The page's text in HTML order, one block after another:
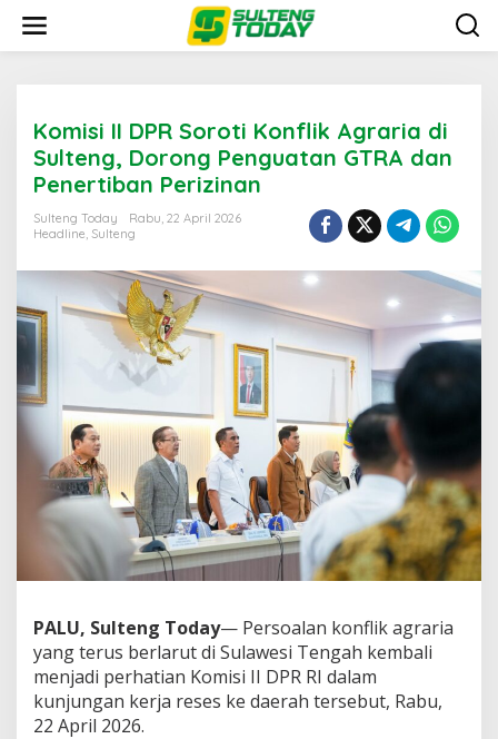
konten
Komisi II DPR Soroti Konflik Agraria di
Sulteng, Dorong Penguatan GTRA dan
Penertiban Perizinan
Sulteng Today
Rabu, 22 April 2026
Headline, Sulteng
PALU, Sulteng Today— Persoalan konflik agraria
yang terus berlarut di Sulawesi Tengah kembali
menjadi perhatian Komisi II DPR RI dalam
kunjungan kerja reses ke daerah tersebut, Rabu,
22 April 2026.